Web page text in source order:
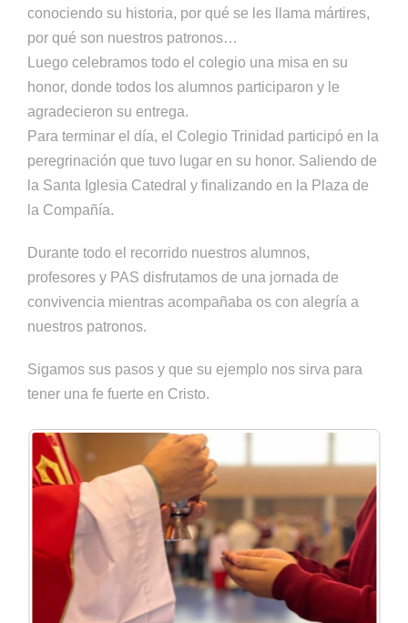
conociendo su historia, por qué se les llama mártires,
por qué son nuestros patronos…
Luego celebramos todo el colegio una misa en su
honor, donde todos los alumnos participaron y le
agradecieron su entrega.
Para terminar el día, el Colegio Trinidad participó en la
peregrinación que tuvo lugar en su honor. Saliendo de
la Santa Iglesia Catedral y finalizando en la Plaza de
la Compañía.
Durante todo el recorrido nuestros alumnos,
profesores y PAS disfrutamos de una jornada de
convivencia mientras acompañaba os con alegría a
nuestros patronos.
Sigamos sus pasos y que su ejemplo nos sirva para
tener una fe fuerte en Cristo.